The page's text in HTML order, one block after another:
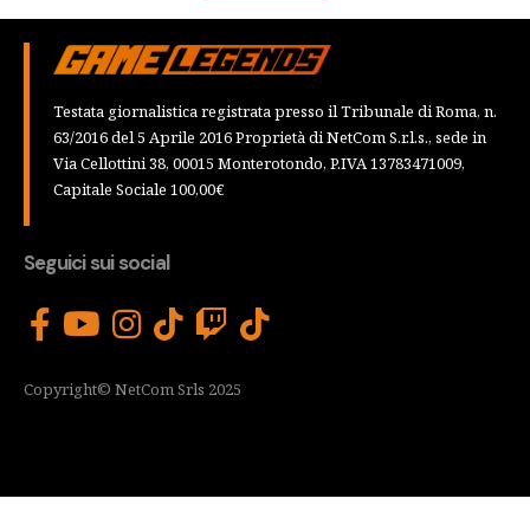
Testata giornalistica registrata presso il Tribunale di Roma, n.
63/2016 del 5 Aprile 2016 Proprietà di NetCom S.r.l.s., sede in
Via Cellottini 38, 00015 Monterotondo, P.IVA 13783471009,
Capitale Sociale 100,00€
Seguici sui social
Copyright© NetCom Srls 2025